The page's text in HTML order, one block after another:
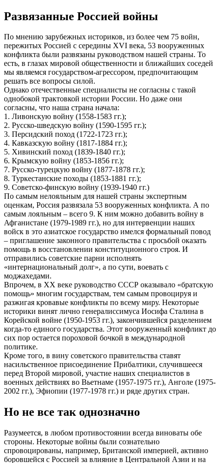
Развязанные Россией войны
По мнению зарубежных историков, из более чем 75 войн,
пережитых Россией с середины XVI века, 53 вооруженных
конфликта были развязаны руководством нашей страны. То
есть, в глазах мировой общественности и ближайших соседей
мы являемся государством-агрессором, предпочитающим
решать все вопросы силой.
Однако отечественные специалисты не согласны с такой
однобокой трактовкой истории России. Но даже они
согласны, что наша страна начала:
1. Ливонскую войну (1558-1583 гг.);
2. Русско-шведскую войну (1590-1595 гг.);
3. Персидский поход (1722-1723 гг.);
4. Кавказскую войну (1817-1884 гг.);
5. Хивинский поход (1839-1840 гг.);
6. Крымскую войну (1853-1856 гг.);
7. Русско-турецкую войну (1877-1878 гг.);
8. Туркестанские походы (1853-1881 гг.);
9. Советско-финскую войну (1939-1940 гг.)
По самым нелояльным для нашей страны экспертным
оценкам, Россия развязала 53 вооруженных конфликта. А по
самым лояльным – всего 9. К ним можно добавить войну в
Афганистане (1979-1989 гг.), но для интервенции наших
войск в это азиатское государство имелся формальный повод
– приглашение законного правительства с просьбой оказать
помощь в восстановлении конституционного строя. И
отправились советские парни исполнять
«интернациональный долг», а по сути, воевать с
моджахедами.
Впрочем, в ХХ веке руководство СССР оказывало «братскую
помощь» многим государствам, тем самым провоцируя и
разжигая кровавые конфликты по всему миру. Некоторые
историки винят лично генералиссимуса Иосифа Сталина в
Корейской войне (1950-1953 гг.), закончившейся разделением
когда-то единого государства. Этот вооруженный конфликт до
сих пор остается пороховой бочкой в международной
политике.
Кроме того, в вину советского правительства ставят
насильственное присоединение Прибалтики, случившееся
перед Второй мировой, участие наших специалистов в
военных действиях во Вьетнаме (1957-1975 гг.), Анголе (1975-
2002 гг.), Эфиопии (1977-1978 гг.) и ряде других стран.
Но не все так однозначно
Разумеется, в любом противостоянии всегда виноваты обе
стороны. Некоторые войны были сознательно
спровоцированы, например, Британской империей, активно
боровшейся с Россией за влияние в Центральной Азии и на